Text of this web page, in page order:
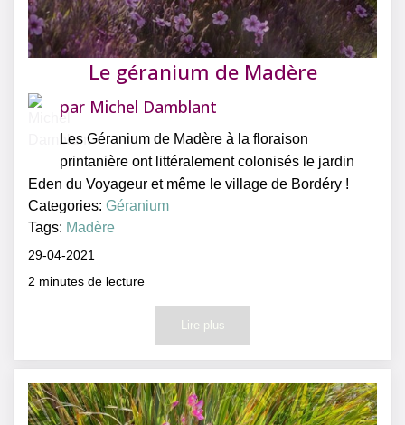
Le géranium de Madère
par Michel Damblant
Les Géranium de Madère à la floraison
printanière ont littéralement colonisés le jardin
Eden du Voyageur et même le village de Bordéry !
Categories:Géranium
Tags: Madère
29-04-2021
2 minutes de lecture
Lire plus